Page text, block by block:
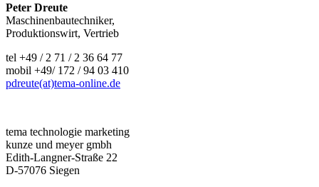
Peter Dreute
Maschinenbautechniker,
Produktionswirt, Vertrieb
tel +49 / 2 71 / 2 36 64 77
mobil +49/ 172 / 94 03 410
pdreute(at)tema-online.de
tema technologie marketing
kunze und meyer gmbh
Edith-Langner-Straße 22
D-57076 Siegen